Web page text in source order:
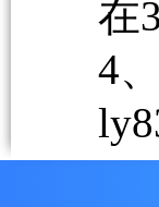
在
4